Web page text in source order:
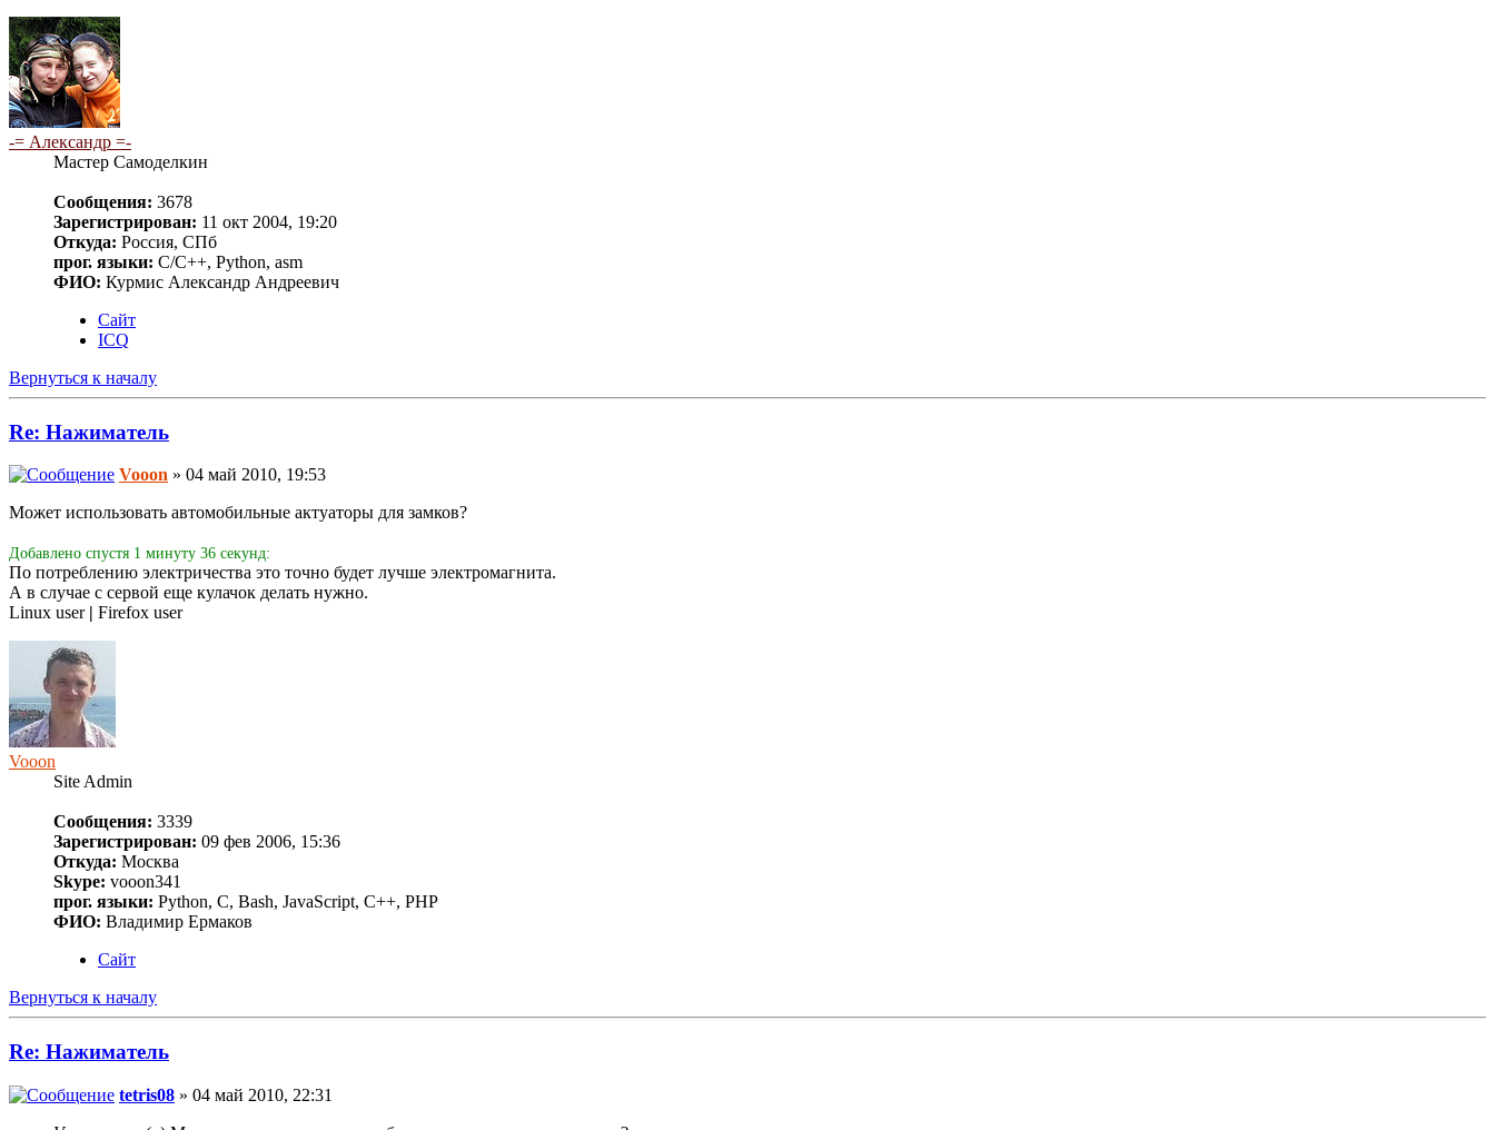
-= Александр =-
Мастер Самоделкин
Сообщения: 3678
Зарегистрирован: 11 окт 2004, 19:20
Откуда: Россия, СПб
прог. языки: C/C++, Python, asm
ФИО: Курмис Александр Андреевич
Сайт
ICQ
Вернуться к началу
Re: Нажиматель
Vooon » 04 май 2010, 19:53
Может использовать автомобильные актуаторы для замков?
Добавлено спустя 1 минуту 36 секунд:
По потреблению электричества это точно будет лучше электромагнита.
А в случае с сервой еще кулачок делать нужно.
Linux user
Firefox user
Vooon
Site Admin
Сообщения: 3339
Зарегистрирован: 09 фев 2006, 15:36
Откуда: Москва
Skype: vooon341
прог. языки: Python, C, Bash, JavaScript, C++, PHP
ФИО: Владимир Ермаков
Сайт
Вернуться к началу
Re: Нажиматель
tetris08 » 04 май 2010, 22:31